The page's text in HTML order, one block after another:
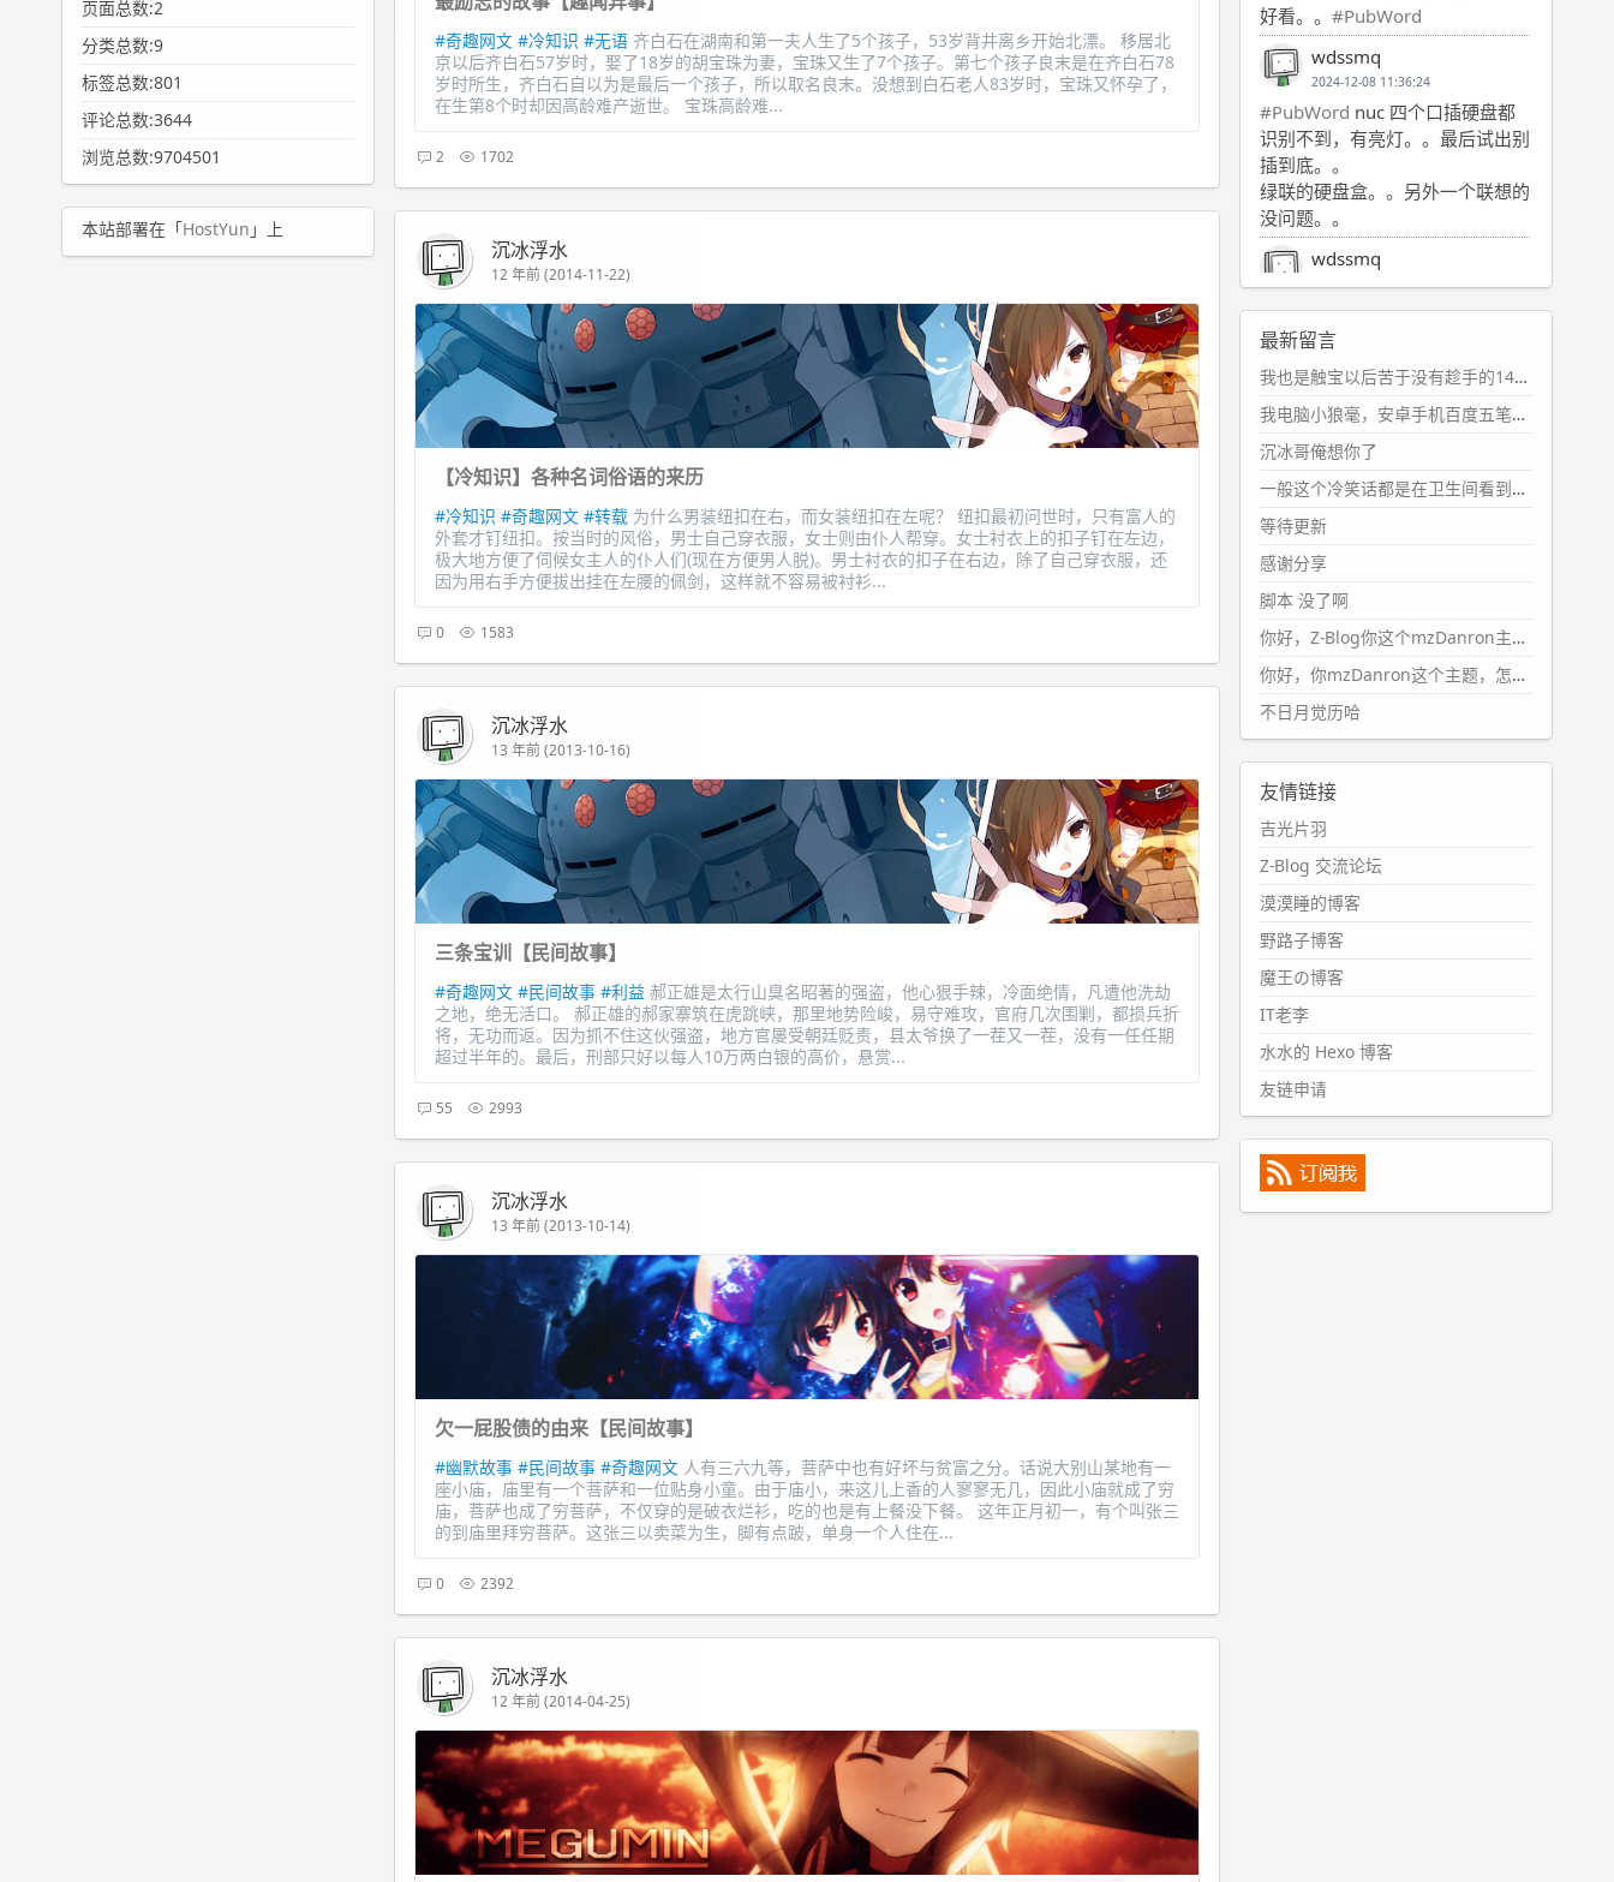
#奇趣网文 #冷知识 #无语 齐白石在湖南和第一夫人生了5个孩子，53岁背井离乡开始北漂。 移居北
京以后齐白石57岁时，娶了18岁的胡宝珠为妻，宝珠又生了7个孩子。第七个孩子良末是在齐白石78
岁时所生，齐白石自以为是最后一个孩子，所以取名良末。没想到白石老人83岁时，宝珠又怀孕了，
在生第8个时却因高龄难产逝世。 宝珠高龄难...
2 1702
沉冰浮水
12 年前 (2014-11-22)
【冷知识】各种名词俗语的来历
#冷知识 #奇趣网文 #转载 为什么男装纽扣在右，而女装纽扣在左呢？ 纽扣最初问世时，只有富人的
外套才钉纽扣。按当时的风俗，男士自己穿衣服，女士则由仆人帮穿。女士衬衣上的扣子钉在左边，
极大地方便了伺候女主人的仆人们(现在方便男人脱)。男士衬衣的扣子在右边，除了自己穿衣服，还
因为用右手方便拔出挂在左腰的佩剑，这样就不容易被衬衫...
0 1583
沉冰浮水
13 年前 (2013-10-16)
三条宝训【民间故事】
#奇趣网文 #民间故事 #利益 郝正雄是太行山臭名昭著的强盗，他心狠手辣，冷面绝情，凡遭他洗劫
之地，绝无活口。 郝正雄的郝家寨筑在虎跳峡，那里地势险峻，易守难攻，官府几次围剿，都损兵折
将，无功而返。因为抓不住这伙强盗，地方官屡受朝廷贬责，县太爷换了一茬又一茬，没有一任任期
超过半年的。最后，刑部只好以每人10万两白银的高价，悬赏...
55 2993
沉冰浮水
13 年前 (2013-10-14)
欠一屁股债的由来【民间故事】
#幽默故事 #民间故事 #奇趣网文 人有三六九等，菩萨中也有好坏与贫富之分。话说大别山某地有一
座小庙，庙里有一个菩萨和一位贴身小童。由于庙小，来这儿上香的人寥寥无几，因此小庙就成了穷
庙，菩萨也成了穷菩萨，不仅穿的是破衣烂衫，吃的也是有上餐没下餐。 这年正月初一，有个叫张三
的到庙里拜穷菩萨。这张三以卖菜为生，脚有点跛，单身一个人住在...
0 2392
沉冰浮水
12 年前 (2014-04-25)
页面总数:2
分类总数:9
标签总数:801
评论总数:3644
浏览总数:9704501
本站部署在「HostYun 」上
好看。。 #PubWord
wdssmq
2024-12-08 11:36:24
#PubWord nuc 四个口插硬盘都
识别不到，有亮灯。。最后试出别
插到底。。
绿联的硬盘盒。。另外一个联想的
没问题。。
wdssmq
2024-11-19 17:31:51
#PubWord近期观影记录：超级
马里奥，死侍与金刚狼。。
wdssmq
2024-10-08 10:12:25
#PubWord搬家也告一段落，虽
然搬过来的东西还得归置，新衣柜
虽说已经散俩月味儿了，但还是不
想放衣服进去。
wdssmq
2024-09-23 21:00:49
#PubWord
一次？？碎雨集_沉冰浮水_第1页
https://www.wdssmq.com/ta
g/%E7%A2%8E%E9%9B%A8%E
9%9B%86/
wdssmq
2024-09-23 20:58:40
话，2024 年目前只发了 13 条
嘟？？？？
wdssmq
2024-09-15 10:32:07
#PubWordVSCode 内 git 操作卡
住的时候没办法主动取消一直是个
痛点，一般都是推送或拉取，今天
连提交都卡了。。
wdssmq
#PubWord又一个夏天过去了，
所以今年也没买防水鞋套；然后天
凉了，为了应对踢被子买了睡袋，
不知道 1.2 米会不会略窄。。
最新留言
我也是触宝以后苦于没有趁手的14键五笔键盘久矣上面那位兄台用的百度双键点划布局我也用过很久，那个皮肤做得很粗糙，个别键位的触发区域是错位的，快速打字时很容易出错，修改它的皮肤文件校正后勉强能用，但早年出的皮肤分辨率太低，实在谈不上美观。百度小米定制版的商店里有一个"小黑板"皮肤还不错(百度官方输入法商店里没有)，但那个风格我不喜欢这两天找到了一个叫"森林集"的公众号，开发了海量的皮肤，很多都有14键版本，付费但很便宜，几块钱，终于有自己满意的输入法了搜了一下，这个工作室还是百度的官方合作伙伴，不知道为什么14键作品都不在官方商店上架，难道是百度官方在刻意放弃14键？
我电脑小狼毫，安卓手机百度五笔，皮肤用的双键点划，挺好的。
沉冰哥俺想你了
一般这个冷笑话都是在卫生间看到的多
等待更新
感谢分享
脚本 没了啊
你好，Z-Blog你这个mzDanron主题，怎么去除文章标题图像和文章摘要，仅显示标题，感谢回复！
你好，你mzDanron这个主题，怎么去除文章标题的图像和文章摘要！仅显示标题，感谢回复解决！
不日月觉历哈
友情链接
吉光片羽
Z-Blog 交流论坛
漠漠睡的博客
野路子博客
魔王の博客
IT老李
水水的 Hexo 博客
友链申请